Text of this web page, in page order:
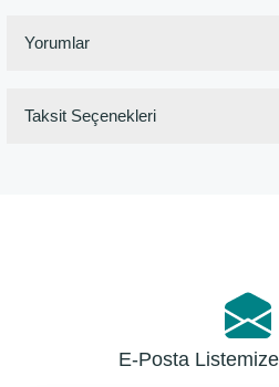
Yorumlar
Taksit Seçenekleri
E-Posta